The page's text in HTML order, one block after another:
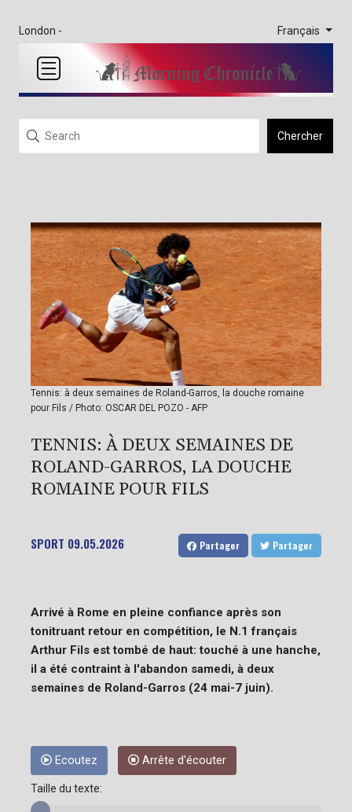
London - Français
Chercher
Tennis: à deux semaines de Roland-Garros, la douche romaine
pour Fils / Photo: OSCAR DEL POZO - AFP
TENNIS: À DEUX SEMAINES DE
ROLAND-GARROS, LA DOUCHE
ROMAINE POUR FILS
SPORT 09.05.2026 Partager Partager
Arrivé à Rome en pleine confiance après son
tonitruant retour en compétition, le N.1 français
Arthur Fils est tombé de haut: touché à une hanche,
il a été contraint à l'abandon samedi, à deux
semaines de Roland-Garros (24 mai-7 juin).
Ecoutez Arrête d'écouter
Taille du texte: